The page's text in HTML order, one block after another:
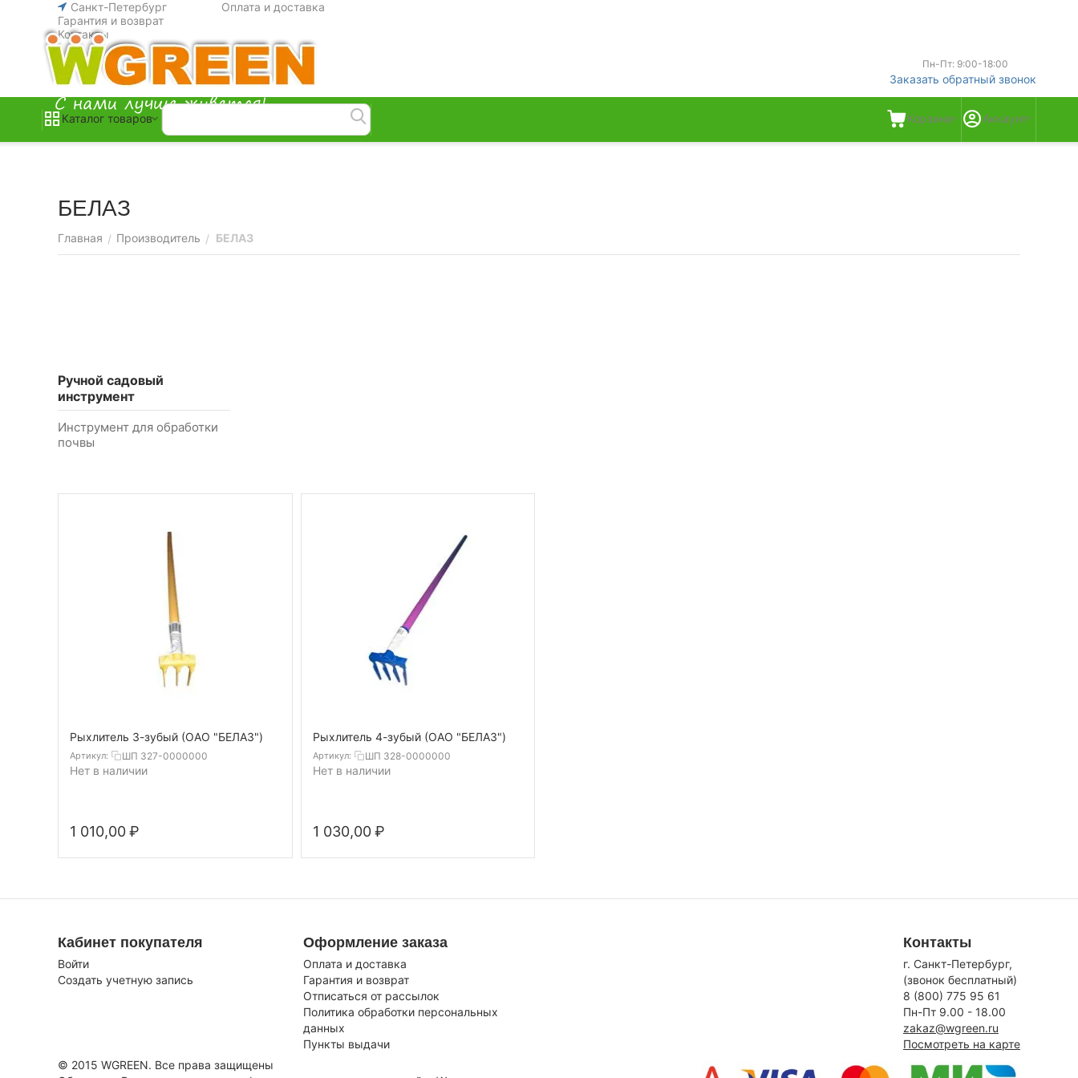
Санкт-Петербург
Оплата и доставка
Гарантия и возврат
Контакты
Пн-Пт: 9:00-18:00
Заказать обратный звонок
Каталог товаров Корзина Аккаунт
БЕЛАЗ
Главная / Производитель / БЕЛАЗ
Ручной садовый
инструмент
Инструмент для обработки
почвы
Рыхлитель 3-зубый (ОАО "БЕЛАЗ")
Артикул: ШП 327-0000000
Нет в наличии
1 010,00₽
Рыхлитель 4-зубый (ОАО "БЕЛАЗ")
Артикул: ШП 328-0000000
Нет в наличии
1 030,00 ₽
Кабинет покупателя
Войти
Создать учетную запись
Оформление заказа
Оплата и доставка
Гарантия и возврат
Отписаться от рассылок
Политика обработки персональных
данных
Пункты выдачи
Контакты
г. Санкт-Петербург,
(звонок бесплатный)
8 (800) 775 95 61
Пн-Пт 9.00 - 18.00
zakaz@wgreen.ru
Посмотреть на карте
© 2015 WGREEN. Все права защищены